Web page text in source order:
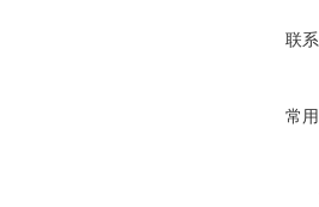
联
常